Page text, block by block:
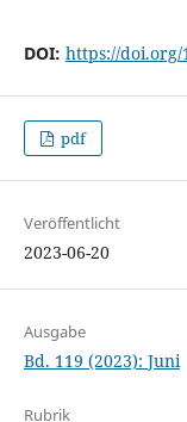
DOI: https://doi.org/
pdf
Veröffentlicht
2023-06-20
Ausgabe
Bd. 119 (2023): Juni
Rubrik